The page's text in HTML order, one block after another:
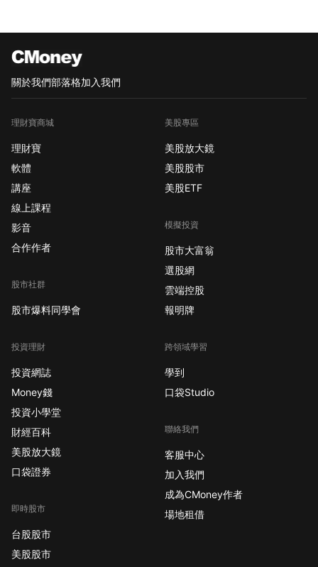
關於我們部落格加入我們
理財寶商城
理財寶
軟體
講座
線上課程
影音
合作作者
股市社群
股市爆料同學會
投資理財
投資網誌
Money錢
投資小學堂
財經百科
美股放大鏡
口袋證券
即時股市
台股股市
美股股市
美股專區
美股放大鏡
美股股市
美股ETF
模擬投資
股市大富翁
選股網
雲端控股
報明牌
跨領域學習
學到
口袋Studio
聯絡我們
客服中心
加入我們
成為CMoney作者
場地租借